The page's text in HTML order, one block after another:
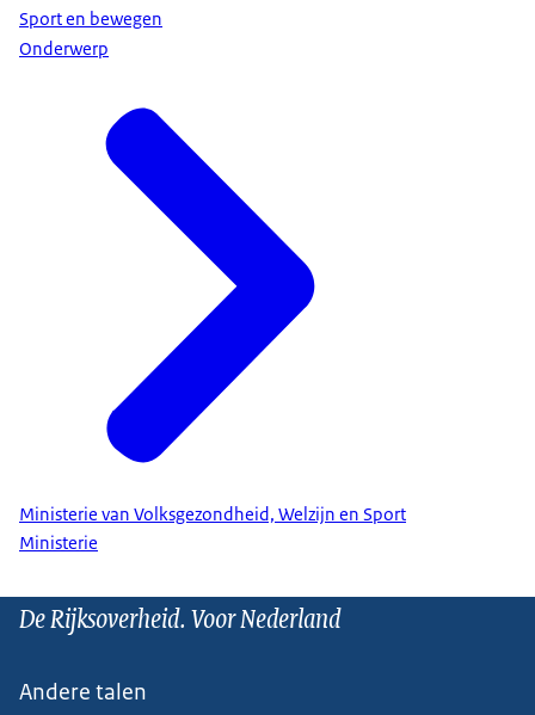
Sport en bewegen
Onderwerp
Ministerie van Volksgezondheid, Welzijn en Sport
Ministerie
De Rijksoverheid. Voor Nederland
Andere talen